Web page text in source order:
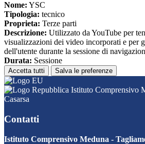
Nome: YSC
Tipologia: tecnico
Proprieta: Terze parti
Descrizione: Utilizzato da YouTube per
visualizzazioni dei video incorporati e per
dell'utente durante la sessione di
Durata: Sessione
Accetta tutti Salva le preferenze
Istituto Comprensivo
Casarsa
Contatti
Istituto Comprensivo Meduna -